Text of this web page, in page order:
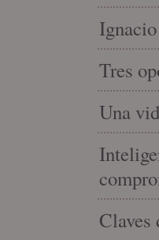
Tres
Una
Claves